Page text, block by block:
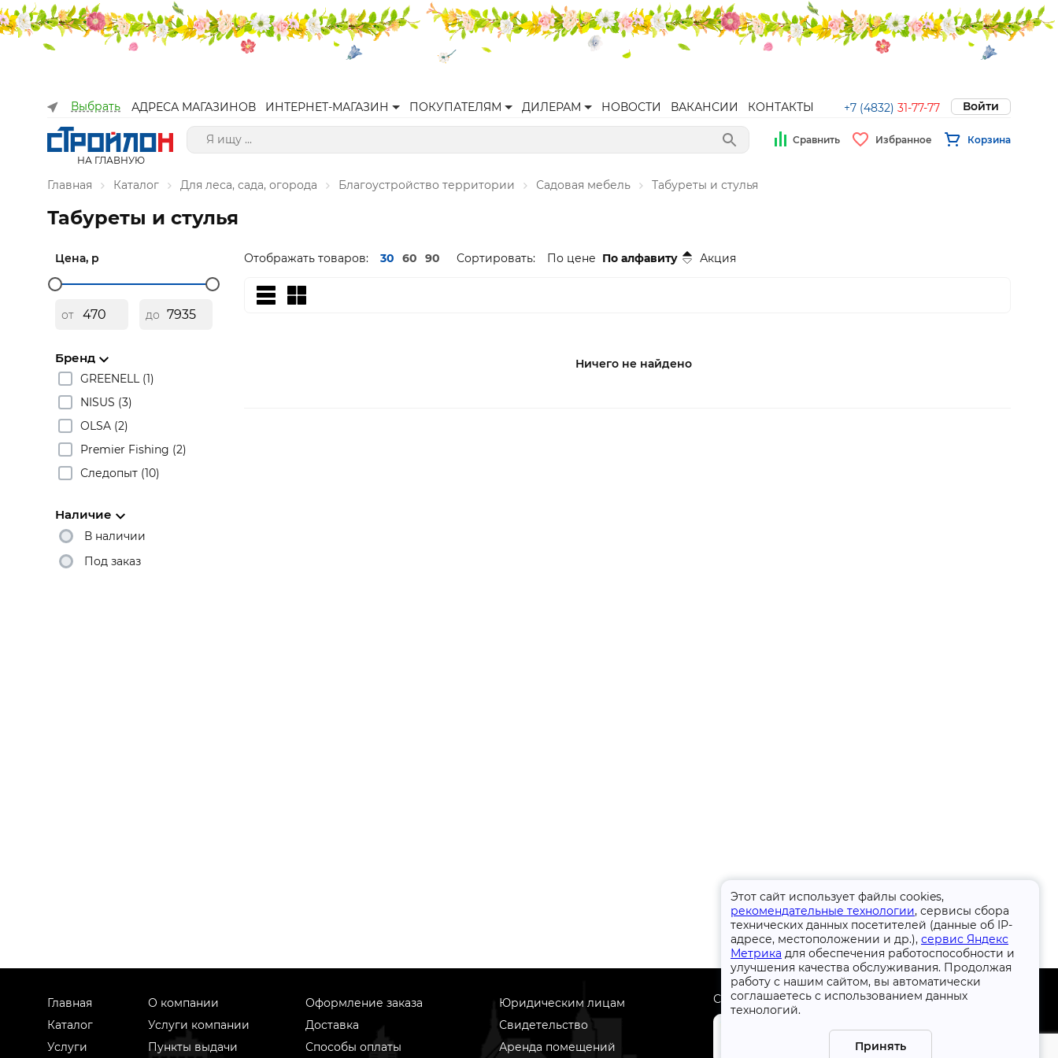
Выбрать АДРЕСА МАГАЗИНОВ ИНТЕРНЕТ-МАГАЗИН ПОКУПАТЕЛЯМ ДИЛЕРАМ НОВОСТИ ВАКАНСИИ КОНТАКТЫ +7 (4832) 31-77-77 Войти
НА ГЛАВНУЮ
Сравнить Избранное Корзина
Главная Каталог Для леса, сада, огорода Благоустройство территории Садовая мебель Табуреты и стулья
Этот сайт использует файлы cookies,
рекомендательные технологии, сервисы сбора
технических данных посетителей (данные об IP-
адресе, местоположении и др.), сервис Яндекс
Метрика для обеспечения работоспособности и
улучшения качества обслуживания. Продолжая
работу с нашим сайтом, вы автоматически
соглашаетесь с использованием данных
технологий.
Принять
Табуреты и стулья
Цена, р
от до
Бренд
GREENELL (1)
NISUS (3)
OLSA (2)
Premier Fishing (2)
Следопыт (10)
Наличие
В наличии
Под заказ
Отображать товаров: 30 60 90 Сортировать: По цене По алфавиту Акция
Ничего не найдено
Главная
Каталог
Услуги
О компании
Услуги компании
Пункты выдачи
Оформление заказа
Доставка
Способы оплаты
Юридическим лицам
Свидетельство
Аренда помещений
Скачать приложение